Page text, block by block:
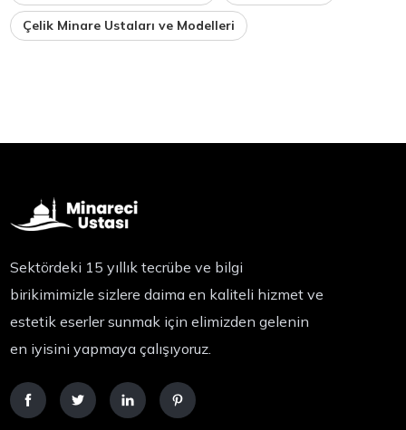
Çelik Minare Ustaları ve Modelleri
Sektördeki 15 yıllık tecrübe ve bilgi
birikimimizle sizlere daima en kaliteli hizmet ve
estetik eserler sunmak için elimizden gelenin
en iyisini yapmaya çalışıyoruz.